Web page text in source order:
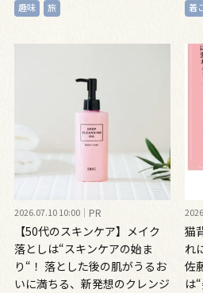
趣味 旅 着
2026.07.10 10:00 PR
【50代のスキンケア】メイク
落としは“スキンケアの始ま
り“！ 落とした後の肌がうるお
いに満ちる、新発想のクレンジ
猫
れ
佐
は